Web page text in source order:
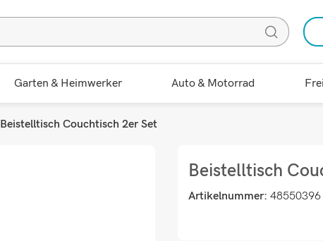
Garten & Heimwerker Auto & Motorrad
Beistelltisch Couchtisch 2er Set
Beistelltisch
Artikelnummer: 48550396